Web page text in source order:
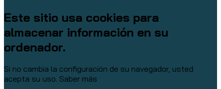
Este sitio usa cookies para
almacenar información en su
ordenador.
Si no cambia la configuración de su navegador, usted
acepta su uso. Saber más